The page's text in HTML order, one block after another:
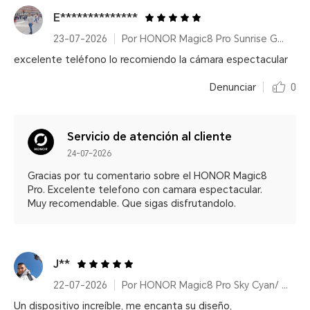
E**************
23-07-2026
Por HONOR Magic8 Pro Sunrise Gold/ 12+512GB/ Snapdragon® 8 Elite Gen 5/ 200MP/ 6270mAh/ IP68/IP69/IP69K
excelente teléfono lo recomiendo la cámara espectacular
Denunciar 0
Servicio de atención al cliente
24-07-2026
Gracias por tu comentario sobre el HONOR Magic8
Pro. Excelente telefono con camara espectacular.
Muy recomendable. Que sigas disfrutandolo.
J**
22-07-2026
Por HONOR Magic8 Pro Sky Cyan/ 12+512GB/ Snapdragon® 8 Elite Gen 5/ 200MP/ 6270mAh/ IP68/IP69/IP69K
Un dispositivo increíble, me encanta su diseño,